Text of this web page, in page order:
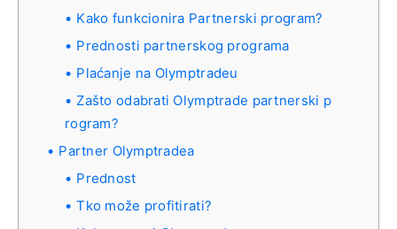
Kako funkcionira Partnerski program?
Prednosti partnerskog programa
Plaćanje na Olymptradeu
Zašto odabrati Olymptrade partnerski p
rogram?
Partner Olymptradea
Prednost
Tko može profitirati?